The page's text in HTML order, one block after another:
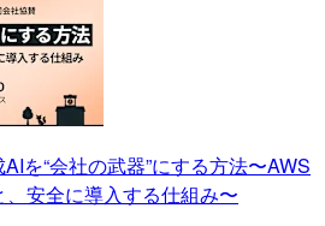
を“会社の武器”にする方法〜AWS
安全に導入する仕組み〜